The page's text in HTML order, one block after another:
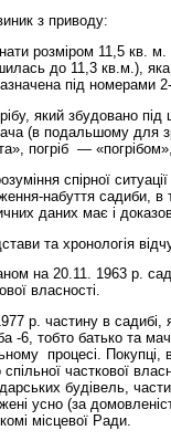
з приводу:
розміром 11,5 кв. м.
до 11,3 кв.м.), яка
під номерами
який збудовано
(в подальшому для
погріб —
спірної
набуття садиби,
даних має і
та хронологія
на 20.11. 1963 р.
власності.
р. частину в
-6, тобто батько та
процесі.
спільної часткової
будівель,
усно (за
місцевої Ради.